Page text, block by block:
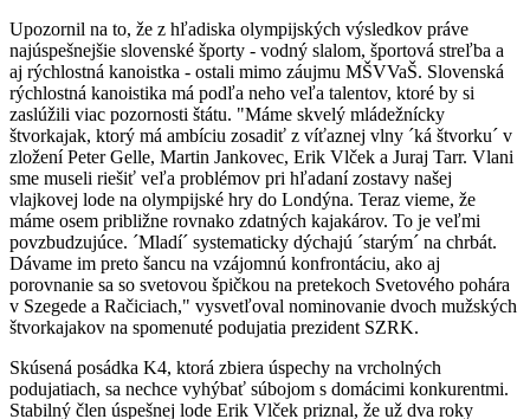
Upozornil na to, že z hľadiska olympijských výsledkov práve
najúspešnejšie slovenské športy - vodný slalom, športová streľba a
aj rýchlostná kanoistka - ostali mimo záujmu MŠVVaŠ. Slovenská
rýchlostná kanoistika má podľa neho veľa talentov, ktoré by si
zaslúžili viac pozornosti štátu. "Máme skvelý mládežnícky
štvorkajak, ktorý má ambíciu zosadiť z víťaznej vlny ´ká štvorku´ v
zložení Peter Gelle, Martin Jankovec, Erik Vlček a Juraj Tarr. Vlani
sme museli riešiť veľa problémov pri hľadaní zostavy našej
vlajkovej lode na olympijské hry do Londýna. Teraz vieme, že
máme osem približne rovnako zdatných kajakárov. To je veľmi
povzbudzujúce. ´Mladí´ systematicky dýchajú ´starým´ na chrbát.
Dávame im preto šancu na vzájomnú konfrontáciu, ako aj
porovnanie sa so svetovou špičkou na pretekoch Svetového pohára
v Szegede a Račiciach," vysvetľoval nominovanie dvoch mužských
štvorkajakov na spomenuté podujatia prezident SZRK.
Skúsená posádka K4, ktorá zbiera úspechy na vrcholných
podujatiach, sa nechce vyhýbať súbojom s domácimi konkurentmi.
Stabilný člen úspešnej lode Erik Vlček priznal, že už dva roky